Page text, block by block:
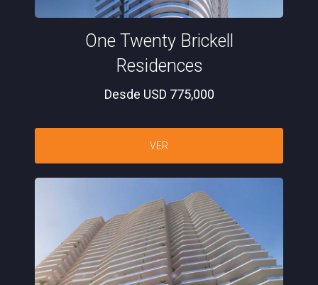
One Twenty Brickell
Residences
Desde USD 775,000
VER